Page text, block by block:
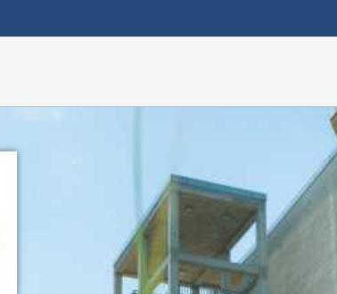
Hauptnavigation
Fußzeile